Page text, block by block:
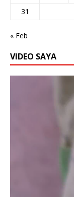
31
« Feb
VIDEO SAYA